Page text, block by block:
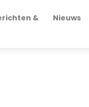
&
Nieuws